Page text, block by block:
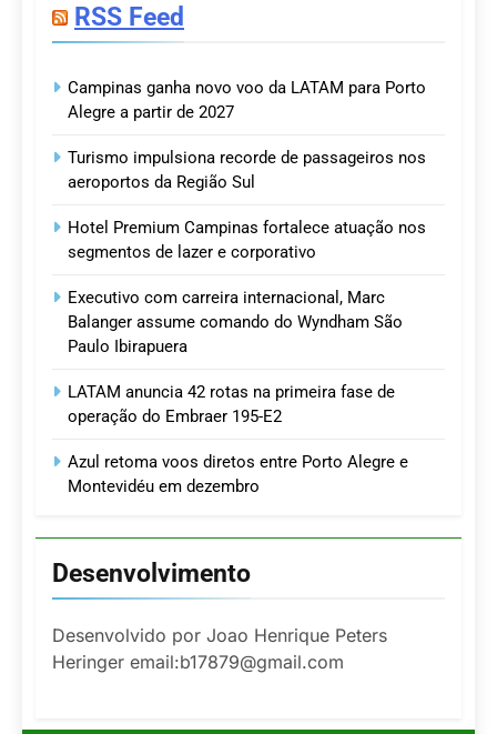
RSS Feed
Campinas ganha novo voo da LATAM para Porto
Alegre a partir de 2027
Turismo impulsiona recorde de passageiros nos
aeroportos da Região Sul
Hotel Premium Campinas fortalece atuação nos
segmentos de lazer e corporativo
Executivo com carreira internacional, Marc
Balanger assume comando do Wyndham São
Paulo Ibirapuera
LATAM anuncia 42 rotas na primeira fase de
operação do Embraer 195-E2
Azul retoma voos diretos entre Porto Alegre e
Montevidéu em dezembro
Desenvolvimento
Desenvolvido por Joao Henrique Peters
Heringer email:b17879@gmail.com